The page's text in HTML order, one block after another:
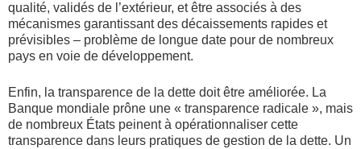
qualité, validés de l’extérieur, et être associés à des
mécanismes garantissant des décaissements rapides et
prévisibles – problème de longue date pour de nombreux
pays en voie de développement.
Enfin, la transparence de la dette doit être améliorée. La
Banque mondiale prône une « transparence radicale », mais
de nombreux États peinent à opérationnaliser cette
transparence dans leurs pratiques de gestion de la dette. Un